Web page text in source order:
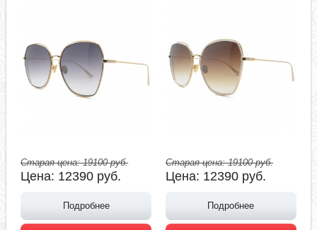
Старая цена:19100руб.
Цена: 12390 руб.
Подробнее
Старая цена:19100руб.
Цена: 12390 руб.
Подробнее